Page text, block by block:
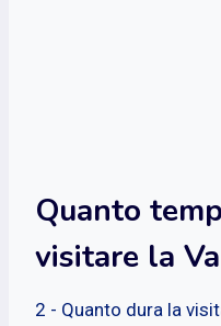
Quanto
visitare la
2 - Quanto dura la